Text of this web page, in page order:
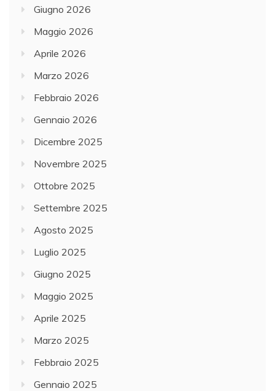
Giugno 2026
Maggio 2026
Aprile 2026
Marzo 2026
Febbraio 2026
Gennaio 2026
Dicembre 2025
Novembre 2025
Ottobre 2025
Settembre 2025
Agosto 2025
Luglio 2025
Giugno 2025
Maggio 2025
Aprile 2025
Marzo 2025
Febbraio 2025
Gennaio 2025